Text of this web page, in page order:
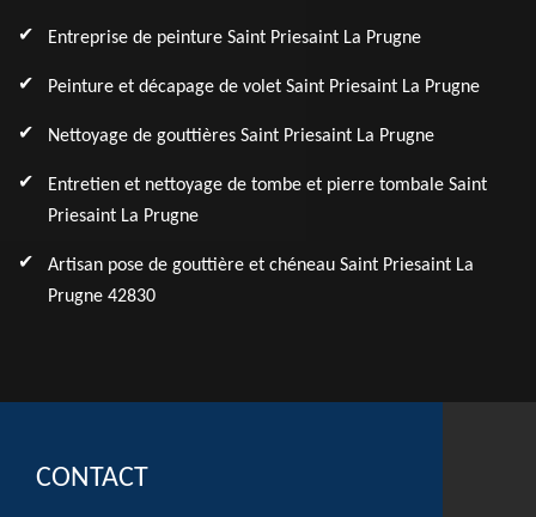
Entreprise de peinture Saint Priesaint La Prugne
Peinture et décapage de volet Saint Priesaint La Prugne
Nettoyage de gouttières Saint Priesaint La Prugne
Entretien et nettoyage de tombe et pierre tombale Saint
Priesaint La Prugne
Artisan pose de gouttière et chéneau Saint Priesaint La
Prugne 42830
CONTACT